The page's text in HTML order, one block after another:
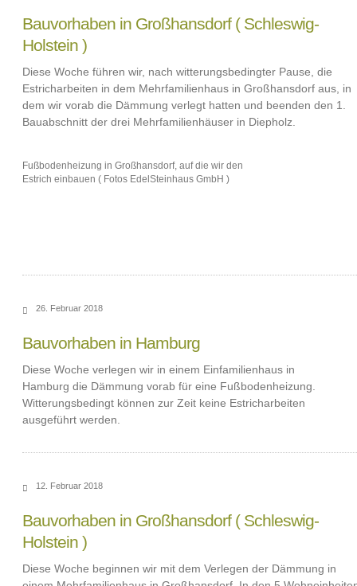
Bauvorhaben in Großhansdorf ( Schleswig-
Holstein )
Diese Woche führen wir, nach witterungsbedingter Pause, die
Estricharbeiten in dem Mehrfamilienhaus in Großhansdorf aus, in
dem wir vorab die Dämmung verlegt hatten und beenden den 1.
Bauabschnitt der drei Mehrfamilienhäuser in Diepholz.
Fußbodenheizung in Großhansdorf, auf die wir den
Estrich einbauen ( Fotos EdelSteinhaus GmbH )
26. Februar 2018
Bauvorhaben in Hamburg
Diese Woche verlegen wir in einem Einfamilienhaus in
Hamburg die Dämmung vorab für eine Fußbodenheizung.
Witterungsbedingt können zur Zeit keine Estricharbeiten
ausgeführt werden.
12. Februar 2018
Bauvorhaben in Großhansdorf ( Schleswig-
Holstein )
Diese Woche beginnen wir mit dem Verlegen der Dämmung in